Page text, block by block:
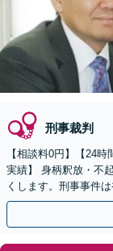
刑事裁判
【相談料0円】【24
実績】 身柄釈放・不
くします。刑事事件
ったら一刻も早くお